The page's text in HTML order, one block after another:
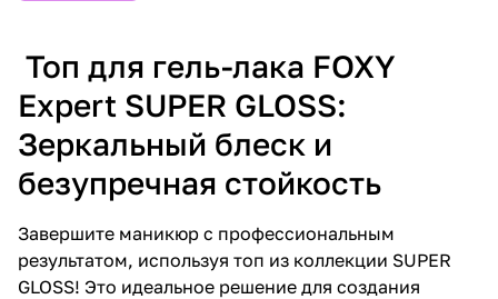
Топ для гель-лака FOXY
Expert SUPER GLOSS:
Зеркальный блеск и
безупречная стойкость
Завершите маникюр с профессиональным
результатом, используя топ из коллекции SUPER
GLOSS! Это идеальное решение для создания